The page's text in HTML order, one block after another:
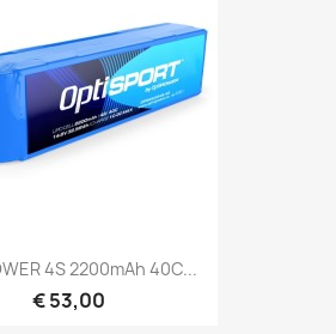
4S 2200mAh 40C...
€ 53,00